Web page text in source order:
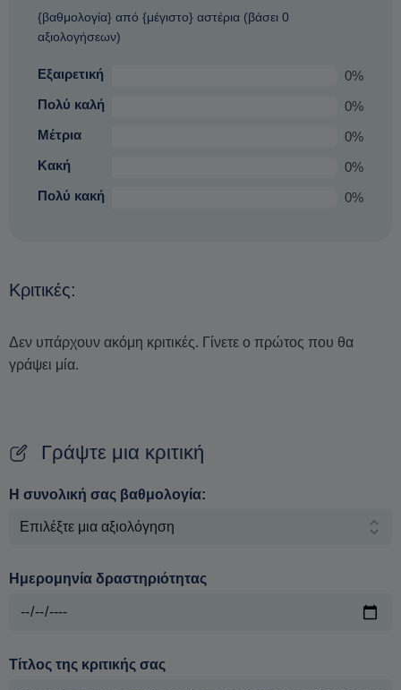
εκείνα που δεν είναι τόσο επιρρεπείς σε κακές καιρικές
συνθήκες) και προσφέροντας
εμπειρία που σίγουρα θα θησαυρούς.
{βαθμολογία} από {μέγιστο} αστέρια (βάσει 0
αξιολογήσεων)
Εξαιρετική
0%
Πολύ καλή
0%
Μέτρια
0%
Κακή
0%
Πολύ κακή
0%
Κριτικές:
Δεν υπάρχουν ακόμη κριτικές. Γίνετε ο πρώτος που θα
γράψει μία.
Γράψτε μια κριτική
Η συνολική σας βαθμολογία:
Ημερομηνία δραστηριότητας
Τίτλος της κριτικής σας